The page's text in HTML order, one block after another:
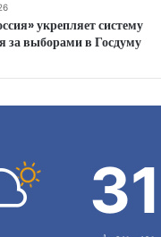
укрепляет систему
за выборами в Госдуму
31